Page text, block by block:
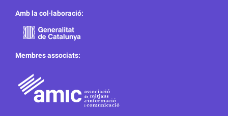
Amb la col·laboració:
Membres associats: